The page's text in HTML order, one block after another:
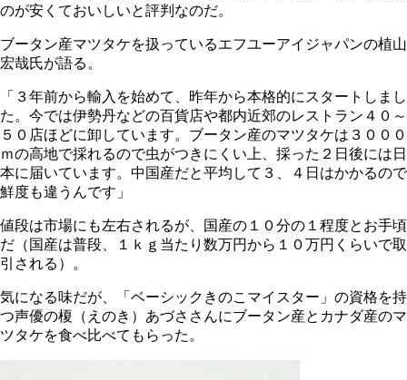
のが安くておいしいと評判なのだ。
ブータン産マツタケを扱っているエフユーアイジャパンの植山
宏哉氏が語る。
「３年前から輸入を始めて、昨年から本格的にスタートしまし
た。今では伊勢丹などの百貨店や都内近郊のレストラン４０～
５０店ほどに卸しています。ブータン産のマツタケは３０００
ｍの高地で採れるので虫がつきにくい上、採った２日後には日
本に届いています。中国産だと平均して３、４日はかかるので
鮮度も違うんです」
値段は市場にも左右されるが、国産の１０分の１程度とお手頃
だ（国産は普段、１ｋｇ当たり数万円から１０万円くらいで取
引される）。
気になる味だが、「ベーシックきのこマイスター」の資格を持
つ声優の榎（えのき）あづささんにブータン産とカナダ産のマ
ツタケを食べ比べてもらった。